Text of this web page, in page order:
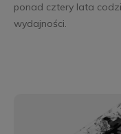
ponad cztery lata
wydajności.